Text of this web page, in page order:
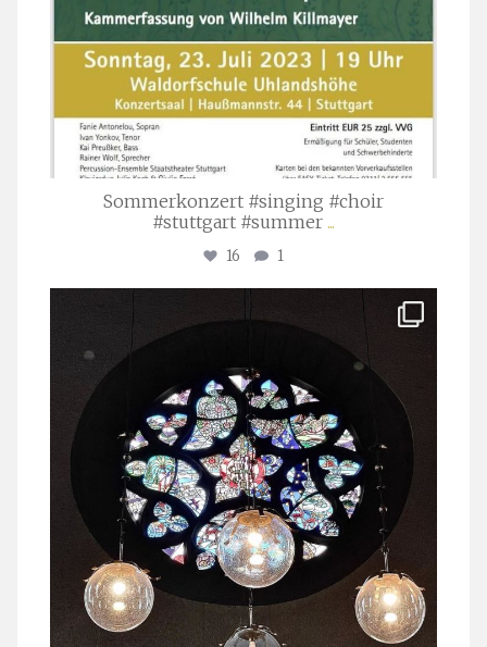
Sommerkonzert #singing #choir
#stuttgart #summer ...
16 1
Apr. 1